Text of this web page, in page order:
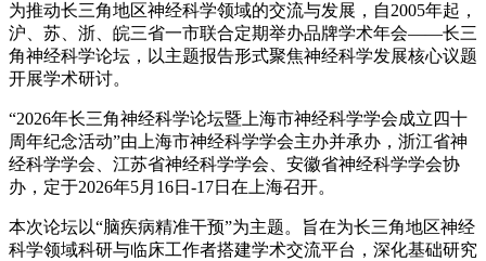
为推动长三角地区神经科学领域的交流与发展，自2005年起，
沪、苏、浙、皖三省一市联合定期举办品牌学术年会——长三
角神经科学论坛，以主题报告形式聚焦神经科学发展核心议题
开展学术研讨。
“2026年长三角神经科学论坛暨上海市神经科学学会成立四十
周年纪念活动”由上海市神经科学学会主办并承办，浙江省神
经科学学会、江苏省神经科学学会、安徽省神经科学学会协
办，定于2026年5月16日-17日在上海召开。
本次论坛以“脑疾病精准干预”为主题。旨在为长三角地区神经
科学领域科研与临床工作者搭建学术交流平台，深化基础研究